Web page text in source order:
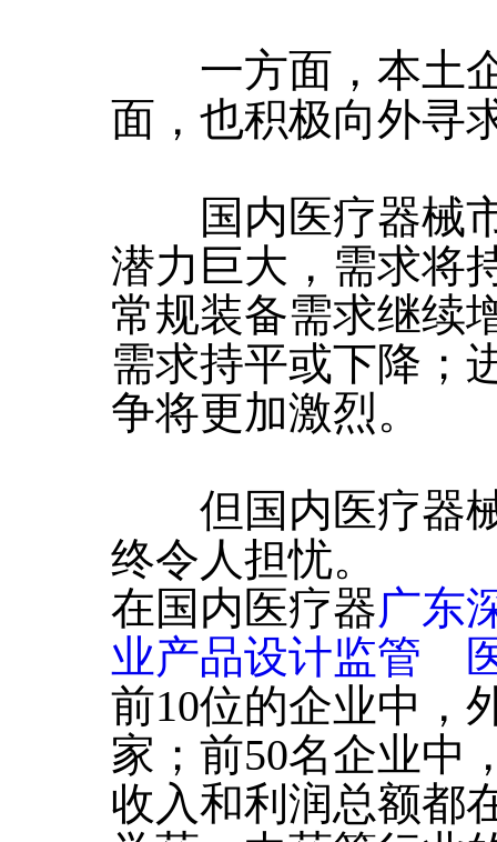
一方面，本土企
面，也积极向外寻
国内医疗器械市
潜力巨大，需求将
常规装备需求继续
需求持平或下降；
争将更加激烈。
但国内医疗器械
终令人担忧。
在国内医疗器广东
业产品设计监管
前10位的企业中，
家；前50名企业中
收入和利润总额都